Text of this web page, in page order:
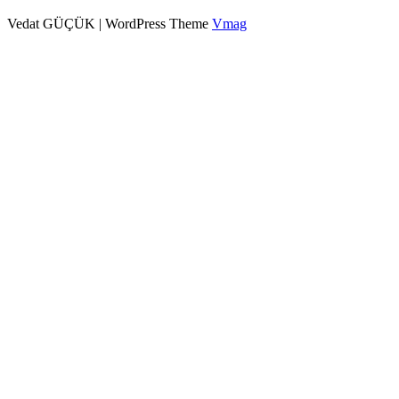
Vedat GÜÇÜK | WordPress Theme Vmag